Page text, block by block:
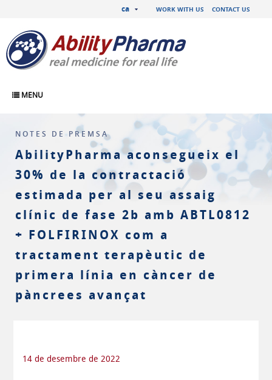
WORK WITH US CONTACT US
ca
MENU
NOTES DE PREMSA
AbilityPharma aconsegueix el
30% de la contractació
estimada per al seu assaig
clínic de fase 2b amb ABTL0812
+ FOLFIRINOX com a
tractament terapèutic de
primera línia en càncer de
pàncrees avançat
14 de desembre de 2022